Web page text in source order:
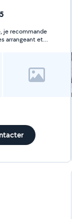
je recommande
arrangeant et